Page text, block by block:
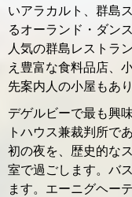
いアラカルト、群島
るオーランド・ダン
人気の群島レストラン
え豊富な食料品店、
先案内人の小屋もあり
デゲルビーで最も興
トハウス兼裁判所で
初の夜を、歴史的な
室で過ごします。バ
ます。エーニグヘー